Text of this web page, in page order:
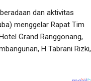
dan aktivitas
menggelar Rapat Tim
Grand Ranggonang,
H Tabrani Rizki,